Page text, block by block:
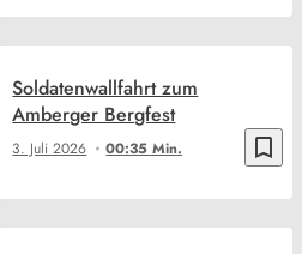
bookmark_border
3. Juli 2026 00:35 Min.
Soldatenwallfahrt zum
Amberger Bergfest